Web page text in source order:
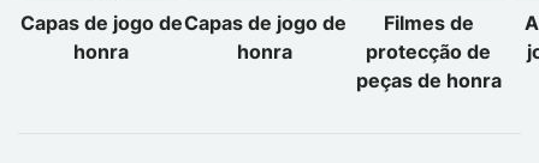
Capas de jogo de
honra
Capas de jogo de
honra
Filmes de
protecção de
peças de honra